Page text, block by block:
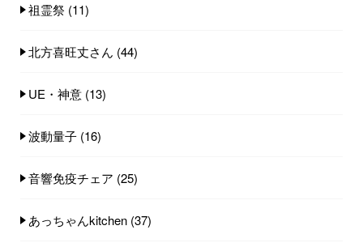
祖霊祭 (11)
北方喜旺丈さん (44)
UE・神意 (13)
波動量子 (16)
音響免疫チェア (25)
あっちゃんkitchen (37)